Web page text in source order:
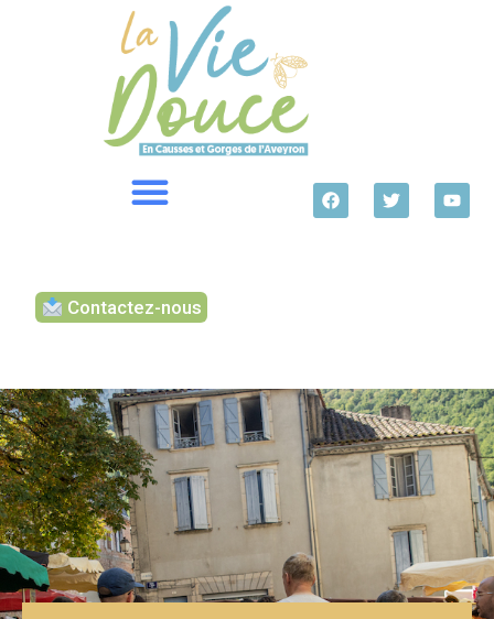
Contactez-nous